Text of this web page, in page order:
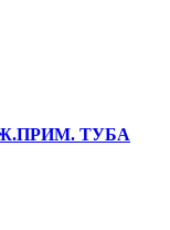
ТУБА